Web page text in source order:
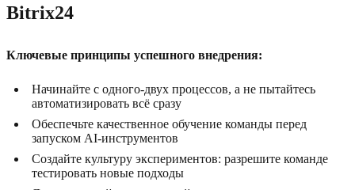
Bitrix24
Ключевые принципы успешного внедрения:
Начинайте с одного-двух процессов, а не пытайтесь
автоматизировать всё сразу
Обеспечьте качественное обучение команды перед
запуском AI-инструментов
Создайте культуру экспериментов: разрешите команде
тестировать новые подходы